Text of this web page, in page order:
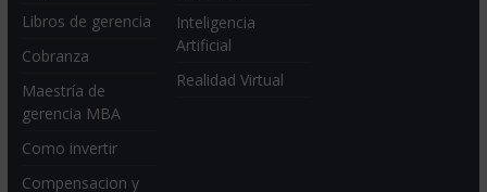
Libros de gerencia
Cobranza
Maestría de
gerencia MBA
Como invertir
Compensacion y
Inteligencia
Artificial
Realidad Virtual